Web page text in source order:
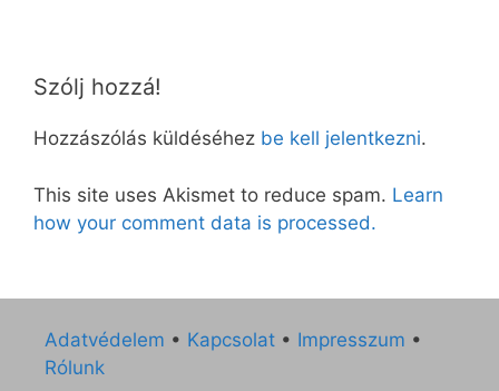
Szólj hozzá!
Hozzászólás küldéséhez be kell jelentkezni.
This site uses Akismet to reduce spam. Learn
how your comment data is processed.
Adatvédelem • Kapcsolat • Impresszum •
Rólunk